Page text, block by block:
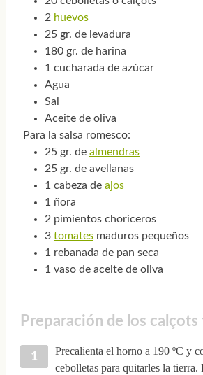
2 huevos
25 gr. de levadura
180 gr. de harina
1 cucharada de azúcar
Agua
Sal
Aceite de oliva
Para la salsa romesco:
25 gr. de almendras
25 gr. de avellanas
1 cabeza de ajos
1 ñora
2 pimientos choriceros
3 tomatesmaduros pequeños
1 rebanada de pan seca
1 vaso de aceite de oliva
Preparación de los
Precalienta el horno a 190 ºC y
cebolletas para quitarles la tierra.